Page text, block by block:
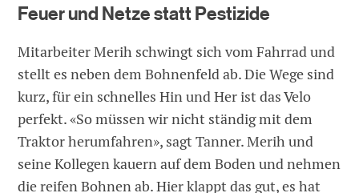
Feuer und Netze statt Pestizide
Mitarbeiter Merih schwingt sich vom Fahrrad und
stellt es neben dem Bohnenfeld ab. Die Wege sind
kurz, für ein schnelles Hin und Her ist das Velo
perfekt. «So müssen wir nicht ständig mit dem
Traktor herumfahren», sagt Tanner. Merih und
seine Kollegen kauern auf dem Boden und nehmen
die reifen Bohnen ab. Hier klappt das gut, es hat